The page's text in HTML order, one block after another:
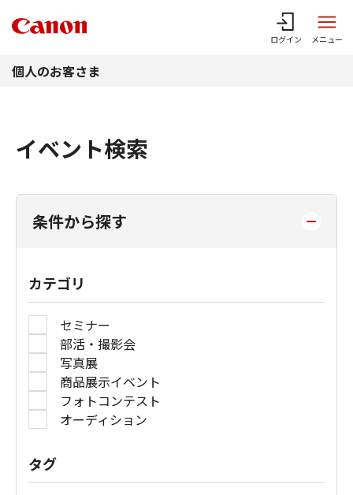
ログイン メニュー
個人のお客さま
イベント検索
条件から探す
カテゴリ
セミナー
部活・撮影会
写真展
商品展示イベント
フォトコンテスト
オーディション
タグ